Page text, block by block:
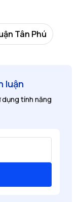
Tân Phú
luận
dụng tính năng